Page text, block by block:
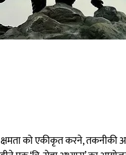
क्षमता को एकीकृत करने,